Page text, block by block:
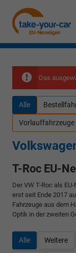
Das
Alle
Vorlauffahrzeuge
T-Roc EU-
Der VW T-Roc als
erst seit Ende 2017
Fahrzeuge aus dem
Optik in der zweiten
Alle Weitere